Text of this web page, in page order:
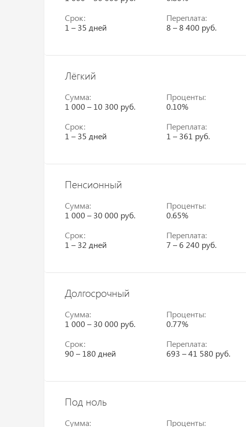
Срок:
1 – 35 дней
Переплата:
8 – 8 400 руб.
Лёгкий
Сумма:
1 000 – 10 300 руб.
Проценты:
0.10%
Срок:
1 – 35 дней
Переплата:
1 – 361 руб.
Пенсионный
Сумма:
1 000 – 30 000 руб.
Проценты:
0.65%
Срок:
1 – 32 дней
Переплата:
7 – 6 240 руб.
Долгосрочный
Сумма:
1 000 – 30 000 руб.
Проценты:
0.77%
Срок:
90 – 180 дней
Переплата:
693 – 41 580 руб.
Под ноль
Сумма:
Проценты: